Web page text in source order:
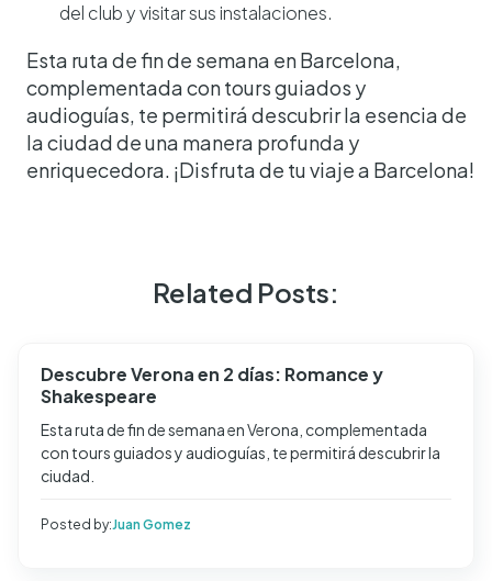
del club y visitar sus instalaciones.
Esta ruta de fin de semana en Barcelona,
complementada con tours guiados y
audioguías, te permitirá descubrir la esencia de
la ciudad de una manera profunda y
enriquecedora. ¡Disfruta de tu viaje a Barcelona!
Related Posts:
Descubre Verona en 2 días: Romance y
Shakespeare
Esta ruta de fin de semana en Verona, complementada
con tours guiados y audioguías, te permitirá descubrir la
ciudad.
Posted by:Juan Gomez